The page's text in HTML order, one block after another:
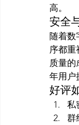
高。
安全
随着数
序都重
质量
年用户
好评
私
群